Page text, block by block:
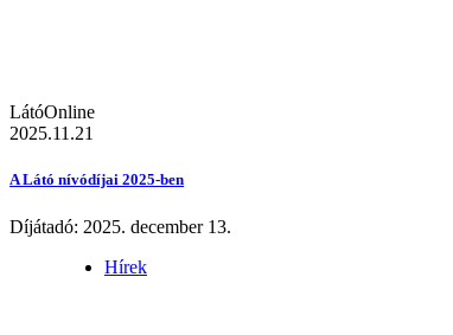
LátóOnline
2025.11.21
A Látó nívódíjai 2025-ben
Díjátadó: 2025. december 13.
Hírek